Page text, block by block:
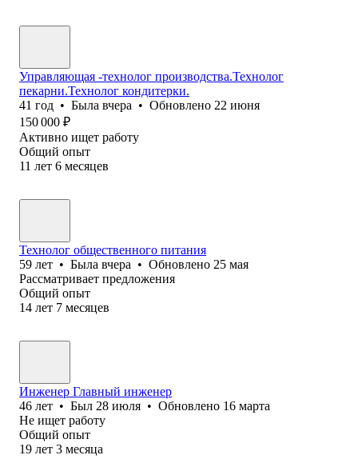
Управляющая -технолог производства.Технолог
пекарни.Технолог кондитерки.
41 год • Была вчера • Обновлено 22 июня
150 000 ₽
Активно ищет работу
Общий опыт
11 лет 6 месяцев
Технолог общественного питания
59 лет • Была вчера • Обновлено 25 мая
Рассматривает предложения
Общий опыт
14 лет 7 месяцев
Инженер Главный инженер
46 лет • Был 28 июля • Обновлено 16 марта
Не ищет работу
Общий опыт
19 лет 3 месяца